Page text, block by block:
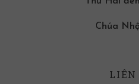
Chúa
LIÊN